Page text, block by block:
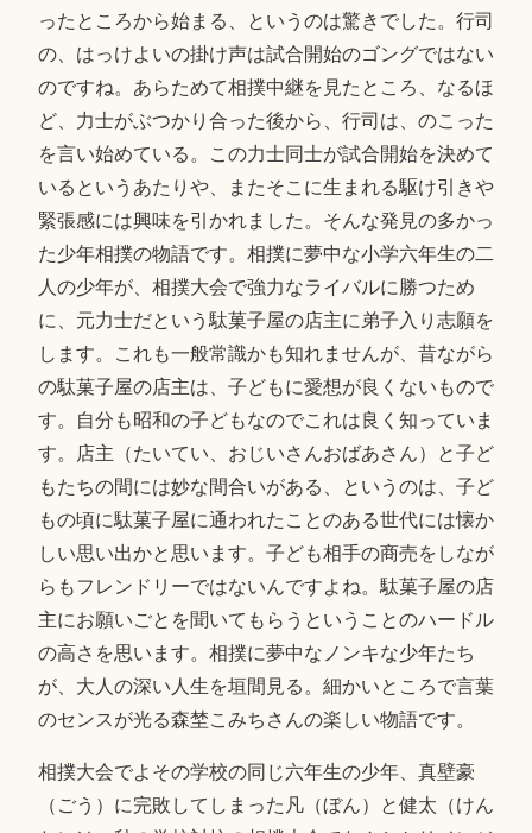
ったところから始まる、というのは驚きでした。行司
の、はっけよいの掛け声は試合開始のゴングではない
のですね。あらためて相撲中継を見たところ、なるほ
ど、力士がぶつかり合った後から、行司は、のこった
を言い始めている。この力士同士が試合開始を決めて
いるというあたりや、またそこに生まれる駆け引きや
緊張感には興味を引かれました。そんな発見の多かっ
た少年相撲の物語です。相撲に夢中な小学六年生の二
人の少年が、相撲大会で強力なライバルに勝つため
に、元力士だという駄菓子屋の店主に弟子入り志願を
します。これも一般常識かも知れませんが、昔ながら
の駄菓子屋の店主は、子どもに愛想が良くないもので
す。自分も昭和の子どもなのでこれは良く知っていま
す。店主（たいてい、おじいさんおばあさん）と子ど
もたちの間には妙な間合いがある、というのは、子ど
もの頃に駄菓子屋に通われたことのある世代には懐か
しい思い出かと思います。子ども相手の商売をしなが
らもフレンドリーではないんですよね。駄菓子屋の店
主にお願いごとを聞いてもらうということのハードル
の高さを思います。相撲に夢中なノンキな少年たち
が、大人の深い人生を垣間見る。細かいところで言葉
のセンスが光る森埜こみちさんの楽しい物語です。
相撲大会でよその学校の同じ六年生の少年、真壁豪
（ごう）に完敗してしまった凡（ぼん）と健太（けん